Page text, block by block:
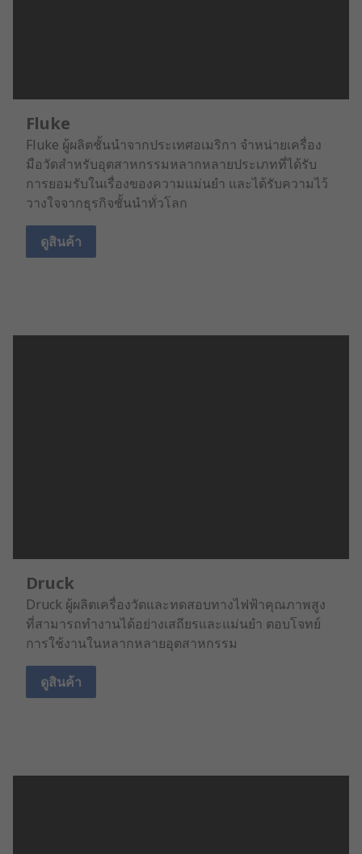
Fluke
Fluke ผู้ผลิตชั้นนำจากประเทศอเมริกา จำหน่ายเครื่อง
มือวัดสำหรับอุตสาหกรรมหลากหลายประเภทที่ได้รับ
การยอมรับในเรื่องของความแม่นยำ และได้รับความไว้
วางใจจากธุรกิจชั้นนำทั่วโลก
ดูสินค้า
Druck
Druck ผู้ผลิตเครื่องวัดและทดสอบทางไฟฟ้าคุณภาพสูง
ที่สามารถทำงานได้อย่างเสถียรและแม่นยำ ตอบโจทย์
การใช้งานในหลากหลายอุตสาหกรรม
ดูสินค้า